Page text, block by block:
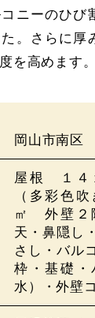
ニーのひび
。さらに厚
を高めます。
岡山市南区
屋根 １４
（多彩色
㎡ 外壁
天・鼻隠し
さし・バル
枠・基礎・
水）・外壁